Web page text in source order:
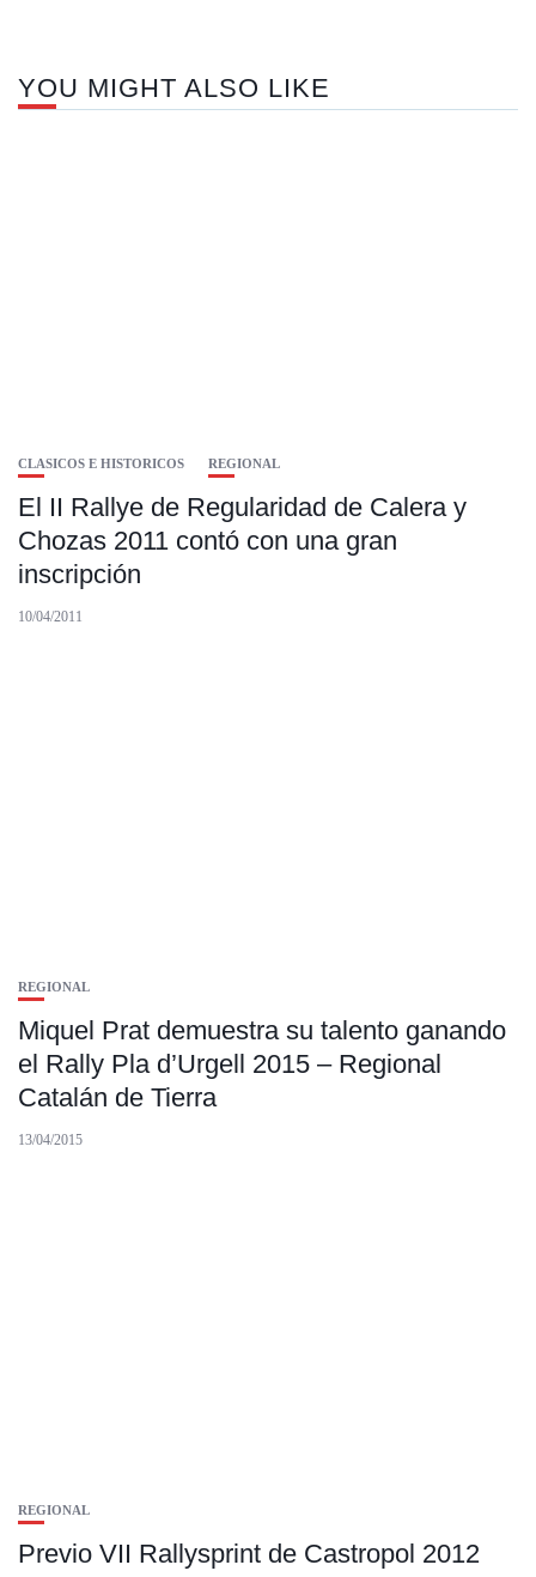
YOU MIGHT ALSO LIKE
CLASICOS E HISTORICOS REGIONAL
El II Rallye de Regularidad de Calera y
Chozas 2011 contó con una gran
inscripción
10/04/2011
REGIONAL
Miquel Prat demuestra su talento ganando
el Rally Pla d’Urgell 2015 – Regional
Catalán de Tierra
13/04/2015
REGIONAL
Previo VII Rallysprint de Castropol 2012